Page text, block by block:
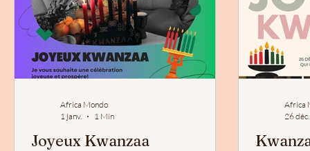
Africa Mondo
1 janv.
1 Min
Joyeux Kwanzaa
Africa
26